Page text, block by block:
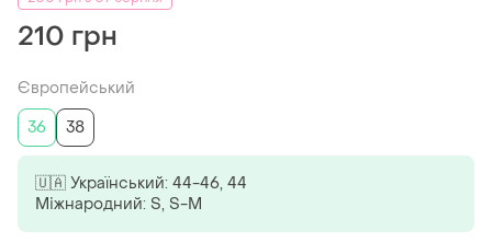
210 грн
Європейський
36
38
🇺🇦 Український: 44-46, 44
Міжнародний: S, S-M